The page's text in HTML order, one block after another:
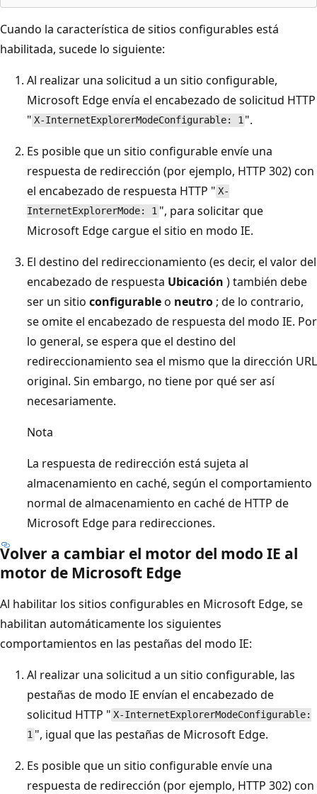
Cuando la característica de sitios configurables está
habilitada, sucede lo siguiente:
Al realizar una solicitud a un sitio configurable,
Microsoft Edge envía el encabezado de solicitud HTTP
" X-InternetExplorerModeConfigurable: 1 ".
Es posible que un sitio configurable envíe una
respuesta de redirección (por ejemplo, HTTP 302) con
el encabezado de respuesta HTTP " X-
InternetExplorerMode: 1 ", para solicitar que
Microsoft Edge cargue el sitio en modo IE.
El destino del redireccionamiento (es decir, el valor del
encabezado de respuesta Ubicación ) también debe
ser un sitio configurableo neutro ; de lo contrario,
se omite el encabezado de respuesta del modo IE. Por
lo general, se espera que el destino del
redireccionamiento sea el mismo que la dirección URL
original. Sin embargo, no tiene por qué ser así
necesariamente.
Nota
La respuesta de redirección está sujeta al
almacenamiento en caché, según el comportamiento
normal de almacenamiento en caché de HTTP de
Microsoft Edge para redirecciones.
Volver a cambiar el motor del modo IE al
motor de Microsoft Edge
Al habilitar los sitios configurables en Microsoft Edge, se
habilitan automáticamente los siguientes
comportamientos en las pestañas del modo IE:
Al realizar una solicitud a un sitio configurable, las
pestañas de modo IE envían el encabezado de
solicitud HTTP " X-InternetExplorerModeConfigurable:
1 ", igual que las pestañas de Microsoft Edge.
Es posible que un sitio configurable envíe una
respuesta de redirección (por ejemplo, HTTP 302) con